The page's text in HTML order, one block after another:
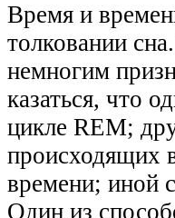
Время и
толковании
немногим
казаться, что
цикле RЕМ;
происходящих
времени; иной
Один из